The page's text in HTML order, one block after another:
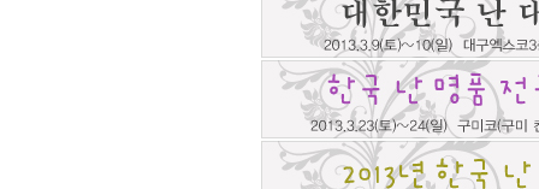
녹운난원
054-282-0399
강원농산
033-745-4819